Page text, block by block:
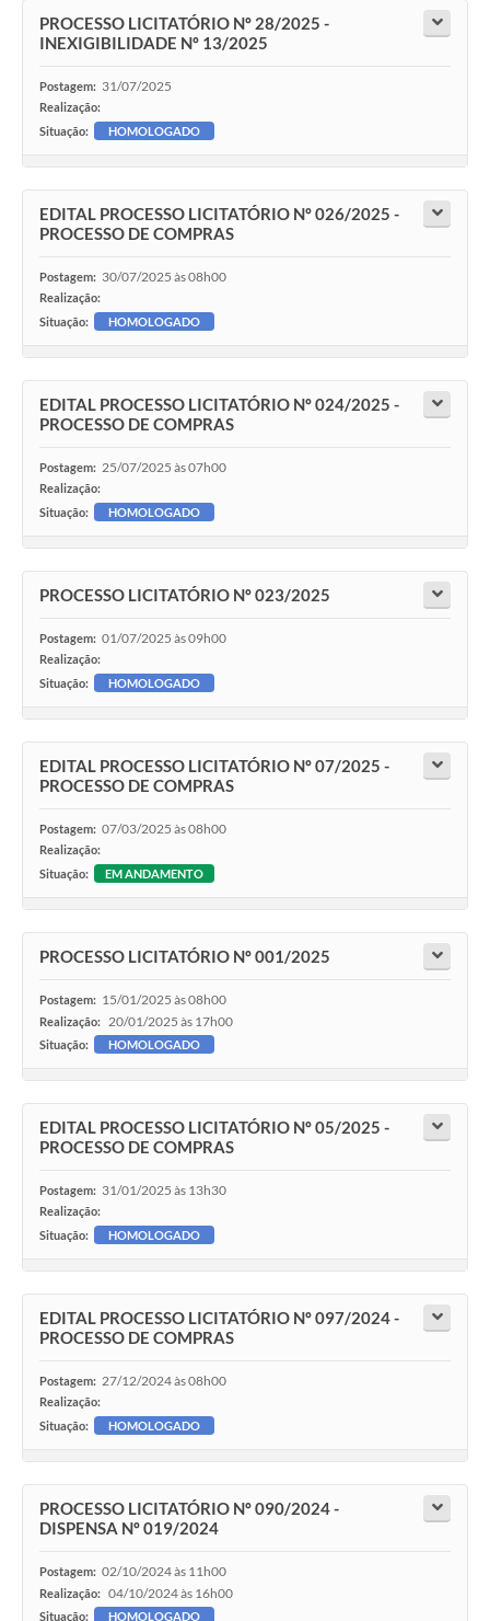
PROCESSO LICITATÓRIO Nº 28/2025 -
INEXIGIBILIDADE Nº 13/2025
Postagem: 31/07/2025
Realização:
Situação:
HOMOLOGADO
EDITAL PROCESSO LICITATÓRIO Nº 026/2025 -
PROCESSO DE COMPRAS
Postagem: 30/07/2025 às 08h00
Realização:
Situação:
HOMOLOGADO
EDITAL PROCESSO LICITATÓRIO Nº 024/2025 -
PROCESSO DE COMPRAS
Postagem: 25/07/2025 às 07h00
Realização:
Situação:
HOMOLOGADO
PROCESSO LICITATÓRIO Nº 023/2025
Postagem: 01/07/2025 às 09h00
Realização:
Situação:
HOMOLOGADO
EDITAL PROCESSO LICITATÓRIO Nº 07/2025 -
PROCESSO DE COMPRAS
Postagem: 07/03/2025 às 08h00
Realização:
Situação:
EM ANDAMENTO
PROCESSO LICITATÓRIO Nº 001/2025
Postagem: 15/01/2025 às 08h00
Realização: 20/01/2025 às 17h00
Situação: HOMOLOGADO
EDITAL PROCESSO LICITATÓRIO Nº 05/2025 -
PROCESSO DE COMPRAS
Postagem: 31/01/2025 às 13h30
Realização:
Situação:
HOMOLOGADO
EDITAL PROCESSO LICITATÓRIO Nº 097/2024 -
PROCESSO DE COMPRAS
Postagem: 27/12/2024 às 08h00
Realização:
Situação:
HOMOLOGADO
PROCESSO LICITATÓRIO Nº 090/2024 -
DISPENSA Nº 019/2024
Postagem: 02/10/2024 às 11h00
Realização: 04/10/2024 às 16h00
Situação: HOMOLOGADO